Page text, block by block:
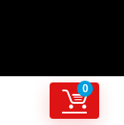
0